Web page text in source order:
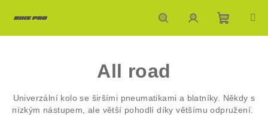
HledatPřihlášeníNákupní
All road
Univerzální kolo se širšími pneumatikami a blatníky. Někdy s
nízkým nástupem, ale větší pohodlí díky většímu odpružení.